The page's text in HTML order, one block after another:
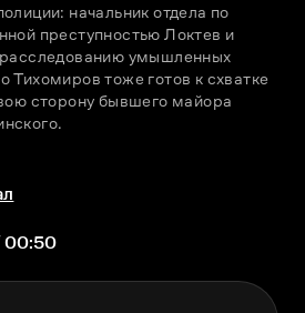
начальник отдела по
преступностью Локтев и
расследованию умышленных
Тихомиров тоже готов к схватке
сторону бывшего майора
00:50